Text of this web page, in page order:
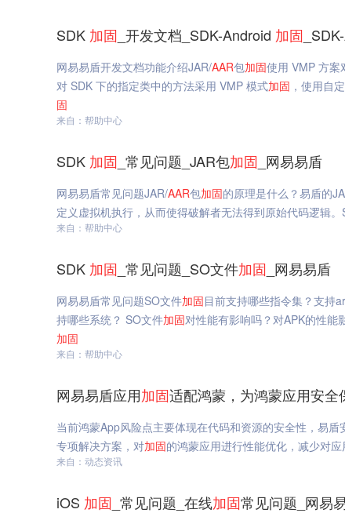
SDK 加固 _开发文档_SDK-Android 加固
网易易盾开发文档功能介绍JAR/AAR包加固使用 VMP 方案
对 SDK 下的指定类中的方法采用 VMP 模式加固 ，使用自
固
来自：帮助中心
SDK 加固 _常见问题_JAR包加固 _网易易盾
网易易盾常见问题JAR/AAR包加固的原理是什么？易盾的
定义虚拟机执行，从而使得破解者无法得到原始代码逻辑。
来自：帮助中心
SDK 加固 _常见问题_SO文件加固 _网易易盾
网易易盾常见问题SO文件加固目前支持哪些指令集？支持
持哪些系统？ SO文件加固对性能有影响吗？对APK的性能
加固
来自：帮助中心
网易易盾应用加固适配鸿蒙，为鸿蒙应用安
当前鸿蒙App风险点主要体现在代码和资源的安全性，易盾
专项解决方案，对加固的鸿蒙应用进行性能优化，减少对
来自：动态资讯
iOS 加固 _常见问题_在线加固常见问题_网易